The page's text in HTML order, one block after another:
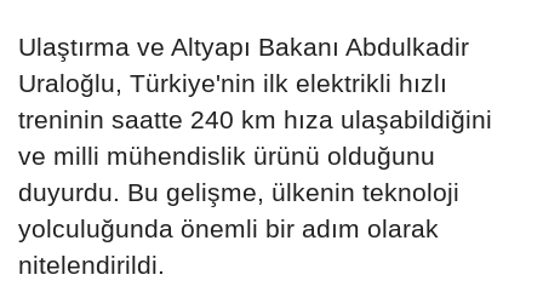
Ulaştırma ve Altyapı Bakanı Abdulkadir
Uraloğlu, Türkiye'nin ilk elektrikli hızlı
treninin saatte 240 km hıza ulaşabildiğini
ve milli mühendislik ürünü olduğunu
duyurdu. Bu gelişme, ülkenin teknoloji
yolculuğunda önemli bir adım olarak
nitelendirildi.